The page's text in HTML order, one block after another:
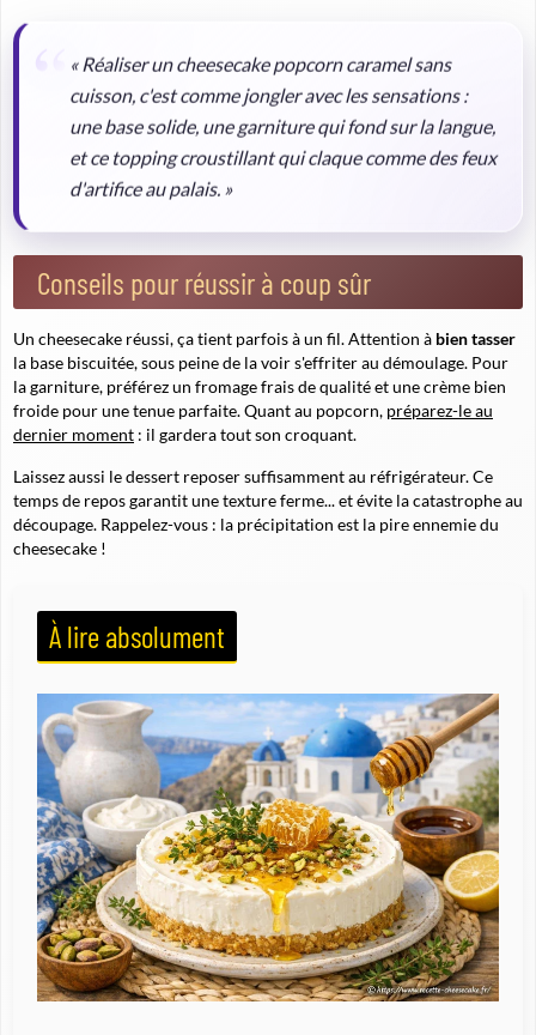
« Réaliser un cheesecake popcorn caramel sans
cuisson, c'est comme jongler avec les sensations :
une base solide, une garniture qui fond sur la langue,
et ce topping croustillant qui claque comme des feux
d'artifice au palais. »
Conseils pour réussir à coup sûr
Un cheesecake réussi, ça tient parfois à un fil. Attention à bien tasser
la base biscuitée, sous peine de la voir s'effriter au démoulage. Pour
la garniture, préférez un fromage frais de qualité et une crème bien
froide pour une tenue parfaite. Quant au popcorn, préparez-le au
dernier moment : il gardera tout son croquant.
Laissez aussi le dessert reposer suffisamment au réfrigérateur. Ce
temps de repos garantit une texture ferme... et évite la catastrophe au
découpage. Rappelez-vous : la précipitation est la pire ennemie du
cheesecake !
À lire absolument